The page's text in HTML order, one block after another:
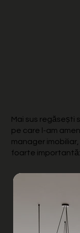
Mai sus regăsești
pe care l-am
manager
foarte importantă: